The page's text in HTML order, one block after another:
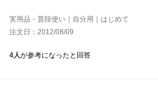
残念でした。。。（ちょっと期待しすぎ
けど、落ち着いたピンク系なので、
年齢的にはむしろこっちの方で良かった
ネットの、他のサイトで買った財布は
壊れてしまったので、（そこまで安物
実用品・普段使い｜自分用｜はじめて
注文日：2012/08/09
4人が参考になったと回答